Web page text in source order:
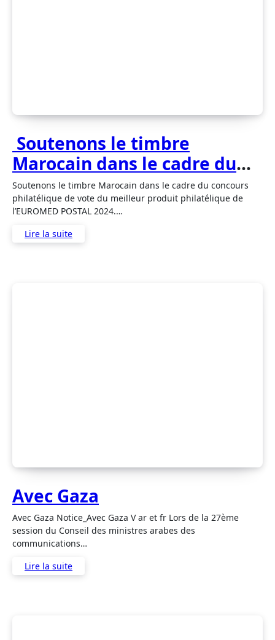
Soutenons le timbre
Marocain dans le cadre du
concours philatélique de
vote du meilleur produit
philatélique de l’EUROMED
POSTAL 2024.
Soutenons le timbre Marocain dans le cadre du concours
philatélique de vote du meilleur produit philatélique de
l’EUROMED POSTAL 2024.…
Lire la suite
Avec Gaza
Avec Gaza Notice_Avec Gaza V ar et fr Lors de la 27ème
session du Conseil des ministres arabes des
communications…
Lire la suite